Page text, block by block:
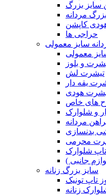
سایز بزرگ
مردانه
کاپشن
حراجی ها
سایز معمولی
معمولی
و بلوز
تیشرت لش
یقه دار
هودی
های خاص
و شلوارک
مردانه
بدنسازی
محرمی
شلوارک
جانبی )
سایز بزرگ زنانه
تاپ تونیک
زنانه